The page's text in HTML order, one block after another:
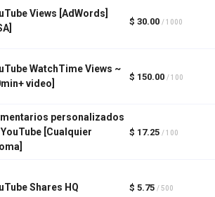
Views [AdWords]
$ 30.00 / 1000
WatchTime Views ~
video]
$ 150.00 / 100
personalizados
[Cualquier
$ 17.25 / 100
Shares HQ $ 5.75 / 500